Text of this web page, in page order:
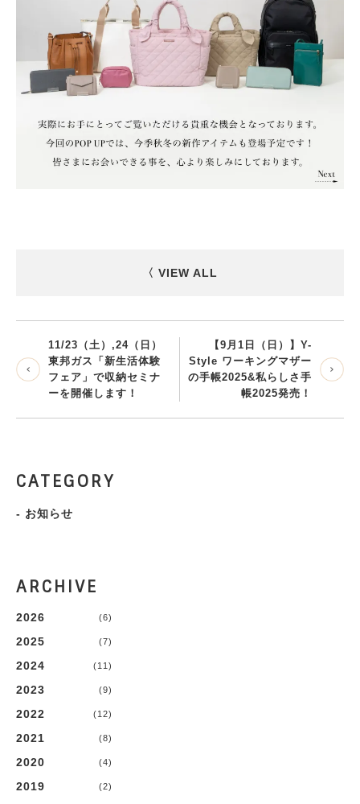
〈 VIEW ALL
11/23（土）,24（日）
東邦ガス「新生活体験
フェア」で収納セミナ
ーを開催します！
【9月1日（日）】Y-
Style ワーキングマザー
の手帳2025&私らしさ手
帳2025発売！
CATEGORY
- お知らせ
ARCHIVE
2026 (6)
2025 (7)
2024 (11)
2023 (9)
2022 (12)
2021 (8)
2020 (4)
2019 (2)